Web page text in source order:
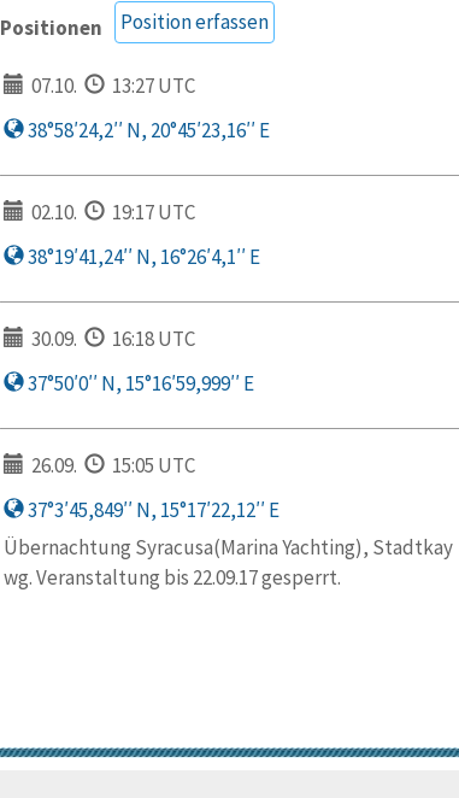
Positionen Position erfassen
07.10.
13:27 UTC
38°58′24,2′′ N, 20°45′23,16′′ E
02.10.
19:17 UTC
38°19′41,24′′ N, 16°26′4,1′′ E
30.09.
16:18 UTC
37°50′0′′ N, 15°16′59,999′′ E
26.09.
15:05 UTC
37°3′45,849′′ N, 15°17′22,12′′ E
Übernachtung Syracusa(Marina Yachting), Stadtkay
wg. Veranstaltung bis 22.09.17 gesperrt.